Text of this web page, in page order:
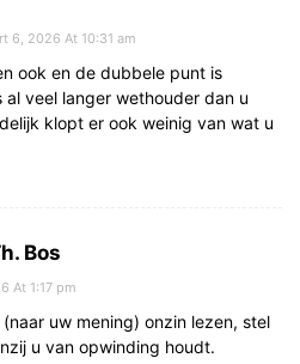
6, 2026 At 10:31 am
ook en de dubbele punt is
al veel langer wethouder dan u
klopt er ook weinig van wat u
Bos
At 1:17 pm
uw mening) onzin lezen, stel
u van opwinding houdt.